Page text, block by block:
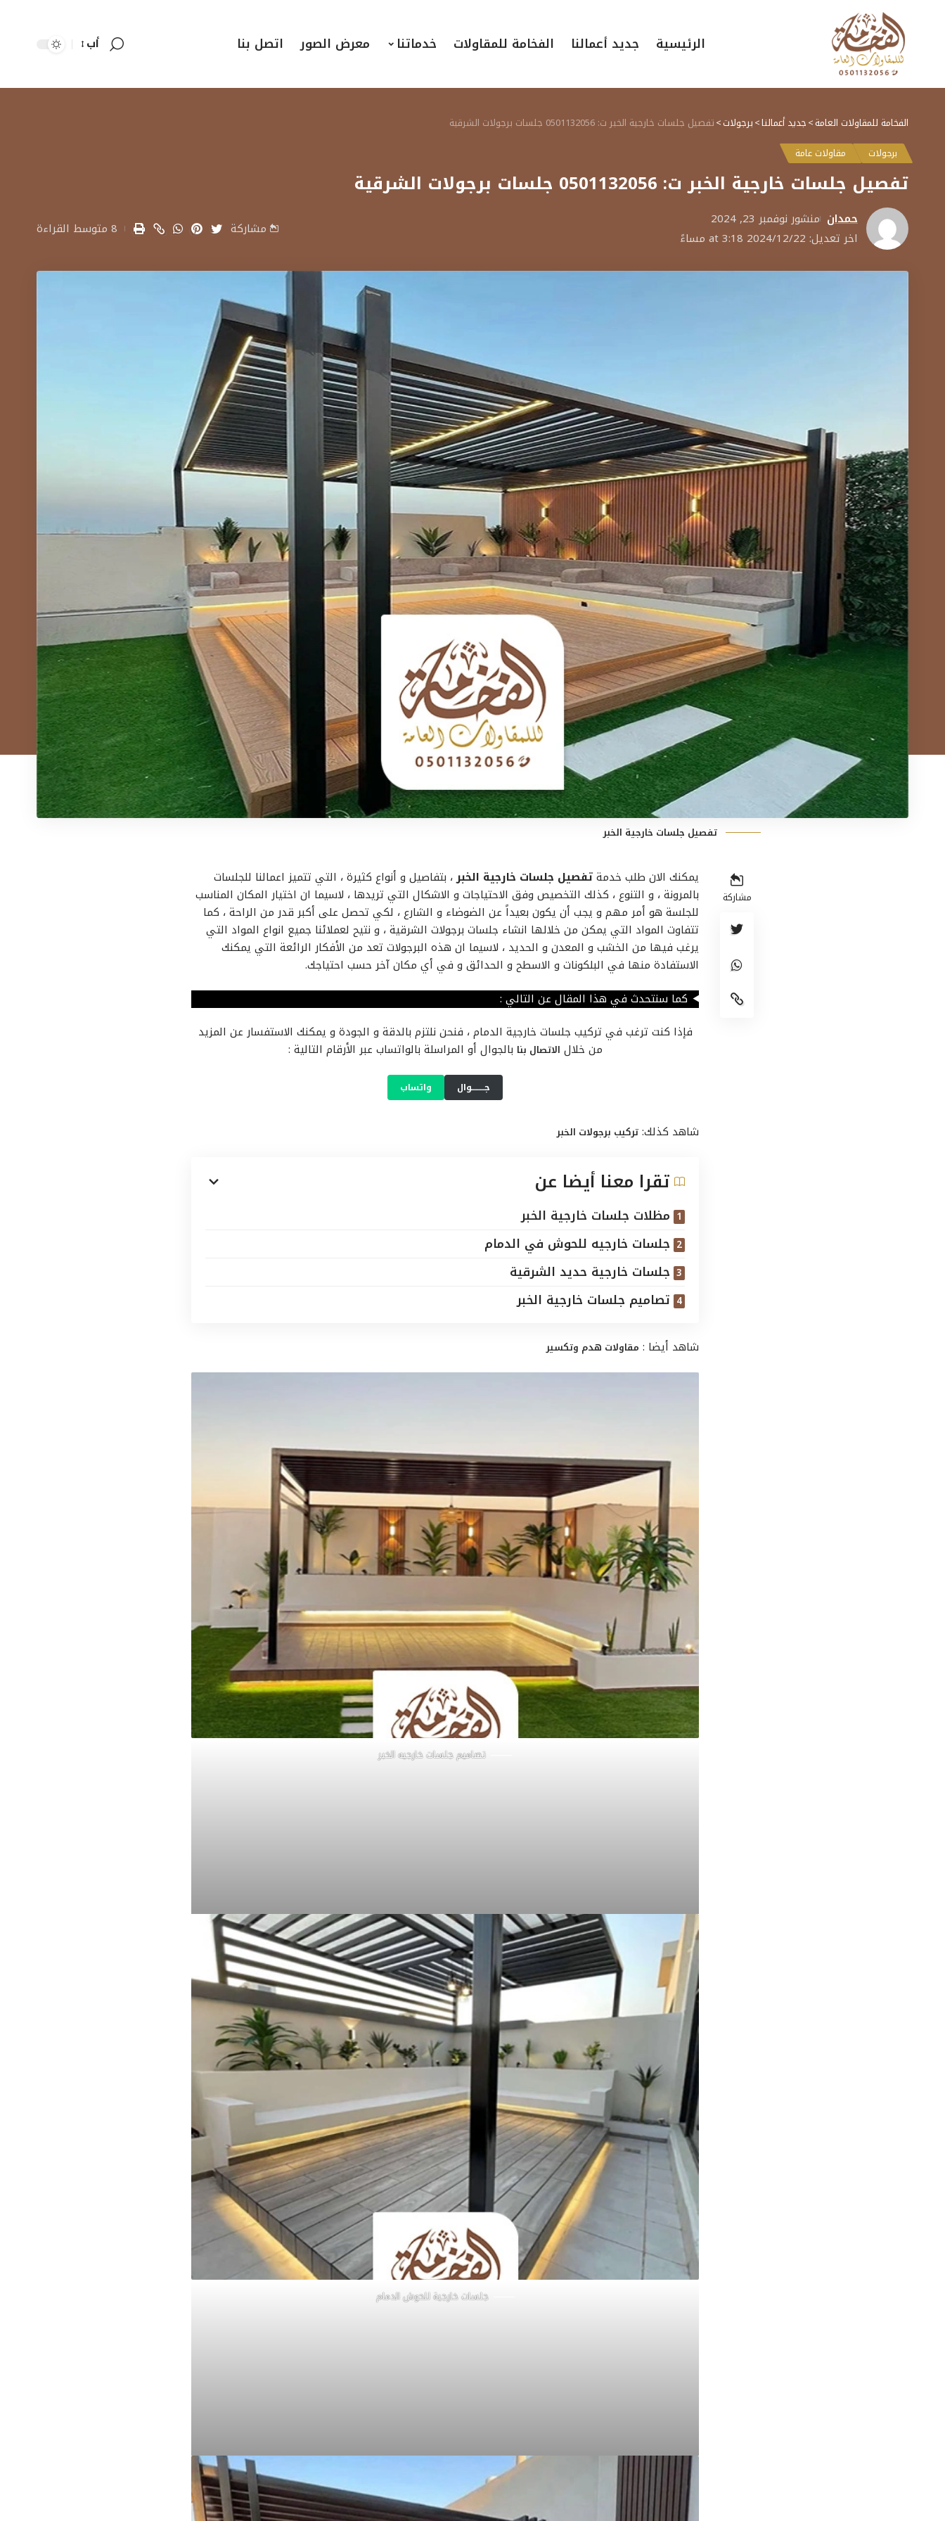
الرئيسية جديد أعمالنا الفخامة للمقاولات خدماتنا معرض الصور اتصل بنا أب
الفخامة للمقاولات العامة>جديد أعمالنا>برجولات>تفصيل جلسات خارجية الخبر ت: 0501132056 جلسات برجولات الشرقية
برجولات مقاولات عامة
تفصيل جلسات خارجية الخبر ت: 0501132056 جلسات برجولات الشرقية
اخر تعديل: 2024/12/22 at 3:18 مساءً
حمدان منشور نوفمبر 23, 2024 مشاركة 8 متوسط القراءة
تفصيل جلسات خارجية الخبر
مشاركة
يمكنك الان طلب خدمةتفصيل جلسات خارجية الخبر، بتفاصيل و أنواع كثيرة ، التي تتميز اعمالنا للجلسات
بالمرونة ، و التنوع ، كذلك التخصيص وفق الاحتياجات و الاشكال التي تريدها ، لاسيما ان اختيار المكان المناسب
للجلسة هو أمر مهم و يجب أن يكون بعيداً عن الضوضاء و الشارع ، لكي تحصل على أكبر قدر من الراحة ، كما
تتفاوت المواد التي يمكن من خلالها انشاء جلسات برجولات الشرقية ، و نتيح لعملائنا جميع انواع المواد التي
يرغب فيها من الخشب و المعدن و الحديد ، لاسيما ان هذه البرجولات تعد من الأفكار الرائعة التي يمكنك
الاستفادة منها في البلكونات و الاسطح و الحدائق و في أي مكان آخر حسب احتياجك.
كما سنتحدث في هذا المقال عن التالي :
فإذا كنت ترغب في تركيب جلسات خارجية الدمام ، فنحن نلتزم بالدقة و الجودة و يمكنك الاستفسار عن المزيد
من خلال الاتصال بنا بالجوال أو المراسلة بالواتساب عبر الأرقام التالية :
جـــــــــوال واتساب
شاهد كذلك: تركيب برجولات الخبر
تقرا معنا أيضا عن
مظلات جلسات خارجية الخبر
جلسات خارجيه للحوش في الدمام
جلسات خارجية حديد الشرقية
تصاميم جلسات خارجية الخبر
شاهد أيضا : مقاولات هدم وتكسير
تصاميم جلسات خارجيه الخبر
جلسات خارجية للحوش الدمام